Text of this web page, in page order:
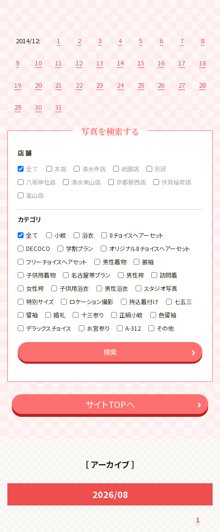
2014/12: 1 2 3 4 5 6 7 8
9 10 11 12 13 14 15 16 17 18
19 20 21 22 23 24 25 26 27 28
29 30 31
写真を検索する
店 舗
全て 本店 清水寺店 祇園店
別邸
八坂神社店
清水東山店 京都駅西店
伏見稲荷店
嵐山店
カテゴリ
全て 小紋 浴衣
8チョイスヘアーセット
DECOCO
学割プラン
オリジナル8チョイスヘアーセット
フリーチョイスヘアセット
男性着物
振袖
子供用着物
名古屋帯プラン 男性袴
訪問着
女性袴
子供用浴衣 男性浴衣
スタジオ写真
特別サイズ
ロケーション撮影 持込着付け
七五三
留袖
婚礼 十三参り 正絹小紋
色留袖
デラックスチョイス
お宮参り A-312 その他
検索
サイトTOPへ
［ アーカイブ ］
2026/08
1